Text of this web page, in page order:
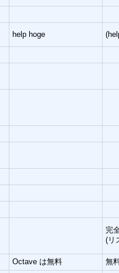
help hoge
完
(リ
Octave は無料 無